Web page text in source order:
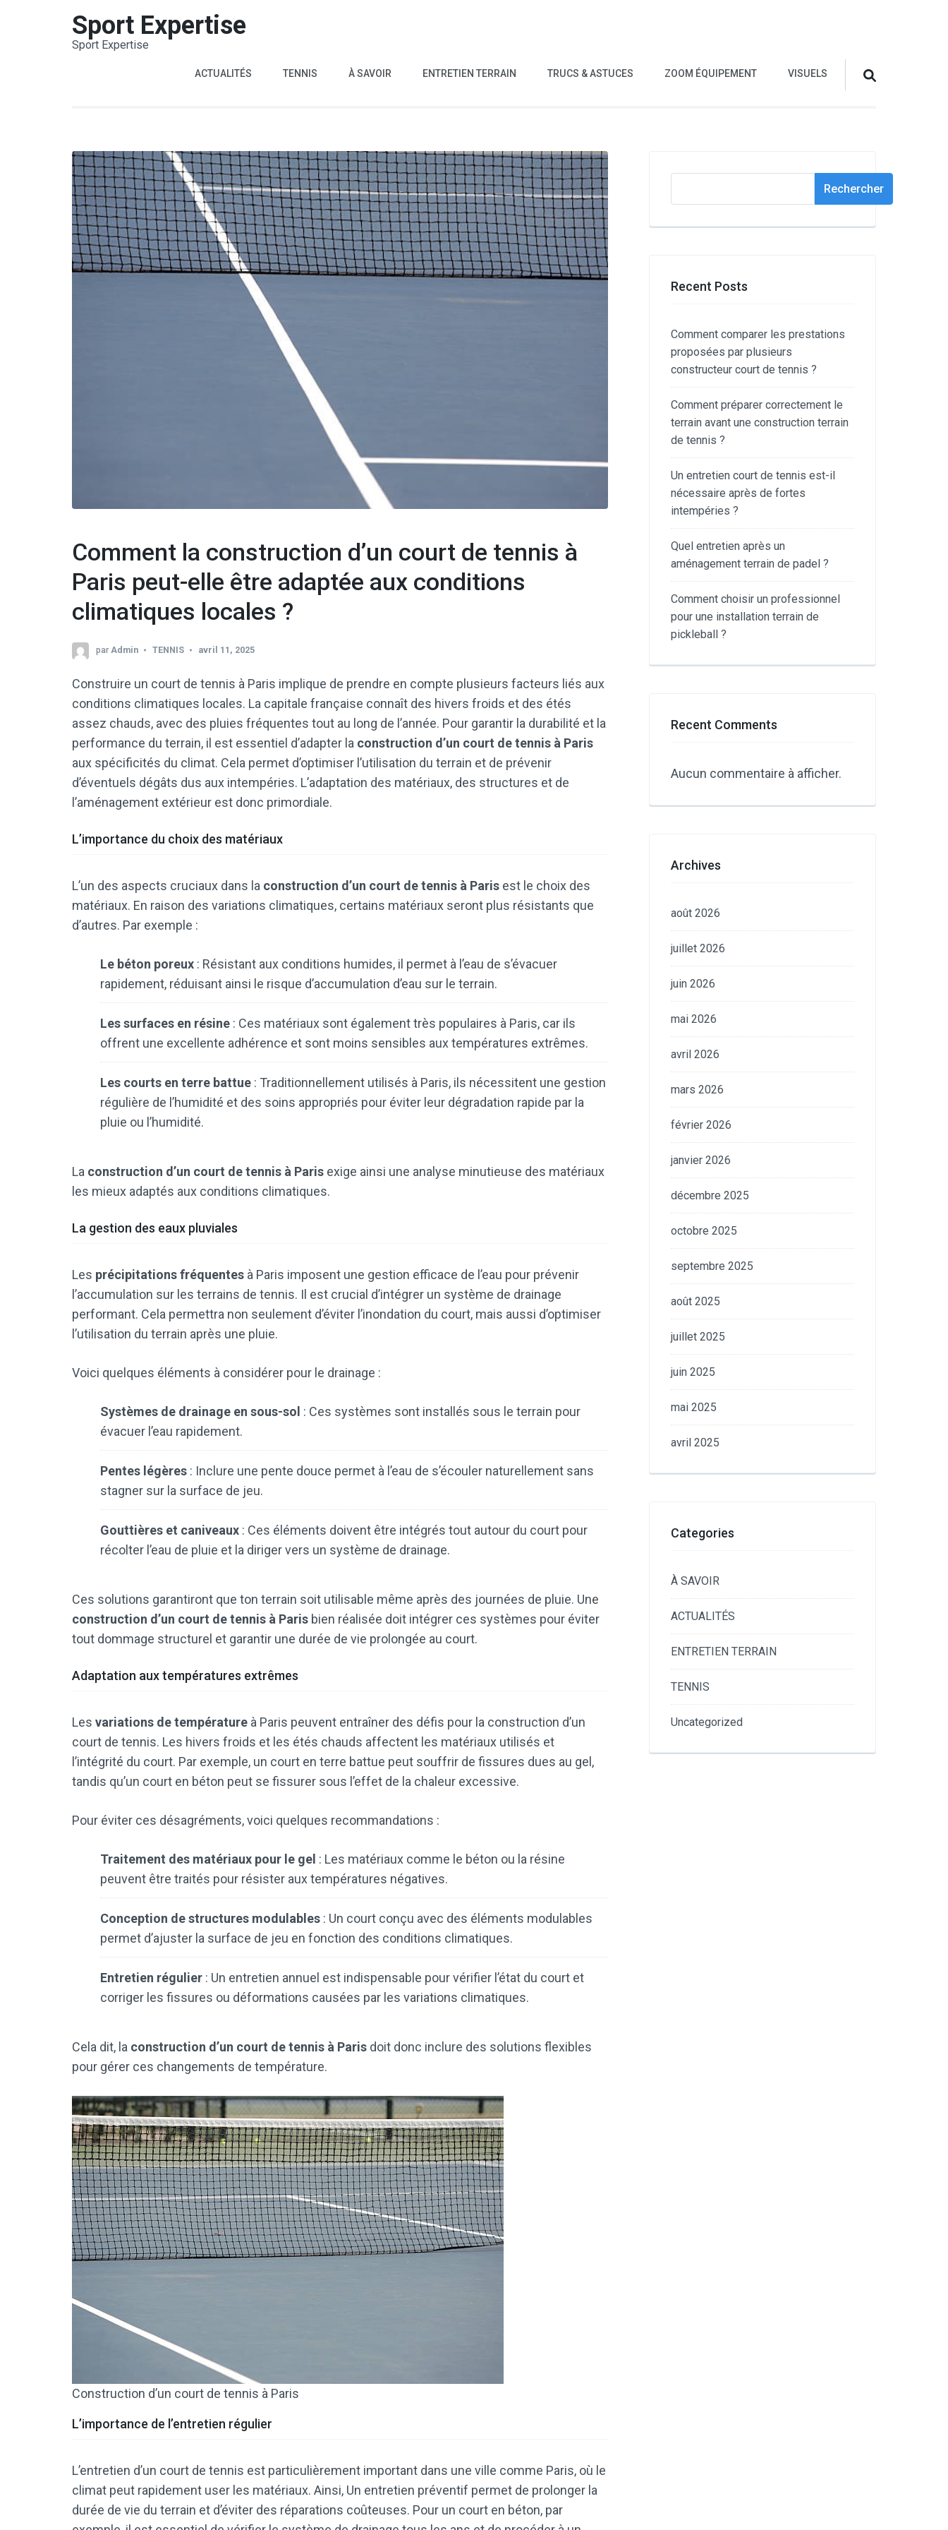
Sport Expertise
Sport Expertise
ACTUALITÉS TENNIS À SAVOIR ENTRETIEN TERRAIN TRUCS & ASTUCES ZOOM ÉQUIPEMENT VISUELS
Comment la construction d’un court de tennis à
Paris peut-elle être adaptée aux conditions
climatiques locales ?
parAdmin TENNIS avril 11, 2025
Construire un court de tennis à Paris implique de prendre en compte plusieurs facteurs liés aux
conditions climatiques locales. La capitale française connaît des hivers froids et des étés
assez chauds, avec des pluies fréquentes tout au long de l’année. Pour garantir la durabilité et la
performance du terrain, il est essentiel d’adapter la construction d’un court de tennis à Paris
aux spécificités du climat. Cela permet d’optimiser l’utilisation du terrain et de prévenir
d’éventuels dégâts dus aux intempéries. L’adaptation des matériaux, des structures et de
l’aménagement extérieur est donc primordiale.
L’importance du choix des matériaux
L’un des aspects cruciaux dans la construction d’un court de tennis à Paris est le choix des
matériaux. En raison des variations climatiques, certains matériaux seront plus résistants que
d’autres. Par exemple :
Le béton poreux : Résistant aux conditions humides, il permet à l’eau de s’évacuer
rapidement, réduisant ainsi le risque d’accumulation d’eau sur le terrain.
Les surfaces en résine : Ces matériaux sont également très populaires à Paris, car ils
offrent une excellente adhérence et sont moins sensibles aux températures extrêmes.
Les courts en terre battue : Traditionnellement utilisés à Paris, ils nécessitent une gestion
régulière de l’humidité et des soins appropriés pour éviter leur dégradation rapide par la
pluie ou l’humidité.
La construction d’un court de tennis à Paris exige ainsi une analyse minutieuse des matériaux
les mieux adaptés aux conditions climatiques.
La gestion des eaux pluviales
Les précipitations fréquentes à Paris imposent une gestion efficace de l’eau pour prévenir
l’accumulation sur les terrains de tennis. Il est crucial d’intégrer un système de drainage
performant. Cela permettra non seulement d’éviter l’inondation du court, mais aussi d’optimiser
l’utilisation du terrain après une pluie.
Voici quelques éléments à considérer pour le drainage :
Systèmes de drainage en sous-sol : Ces systèmes sont installés sous le terrain pour
évacuer l’eau rapidement.
Pentes légères : Inclure une pente douce permet à l’eau de s’écouler naturellement sans
stagner sur la surface de jeu.
Gouttières et caniveaux : Ces éléments doivent être intégrés tout autour du court pour
récolter l’eau de pluie et la diriger vers un système de drainage.
Ces solutions garantiront que ton terrain soit utilisable même après des journées de pluie. Une
construction d’un court de tennis à Paris bien réalisée doit intégrer ces systèmes pour éviter
tout dommage structurel et garantir une durée de vie prolongée au court.
Adaptation aux températures extrêmes
Les variations de température à Paris peuvent entraîner des défis pour la construction d’un
court de tennis. Les hivers froids et les étés chauds affectent les matériaux utilisés et
l’intégrité du court. Par exemple, un court en terre battue peut souffrir de fissures dues au gel,
tandis qu’un court en béton peut se fissurer sous l’effet de la chaleur excessive.
Pour éviter ces désagréments, voici quelques recommandations :
Traitement des matériaux pour le gel : Les matériaux comme le béton ou la résine
peuvent être traités pour résister aux températures négatives.
Conception de structures modulables : Un court conçu avec des éléments modulables
permet d’ajuster la surface de jeu en fonction des conditions climatiques.
Entretien régulier : Un entretien annuel est indispensable pour vérifier l’état du court et
corriger les fissures ou déformations causées par les variations climatiques.
Cela dit, la construction d’un court de tennis à Paris doit donc inclure des solutions flexibles
pour gérer ces changements de température.
Construction d’un court de tennis à Paris
L’importance de l’entretien régulier
L’entretien d’un court de tennis est particulièrement important dans une ville comme Paris, où le
climat peut rapidement user les matériaux. Ainsi, Un entretien préventif permet de prolonger la
durée de vie du terrain et d’éviter des réparations coûteuses. Pour un court en béton, par
Rechercher
Recent Posts
Comment comparer les prestations
proposées par plusieurs
constructeur court de tennis ?
Comment préparer correctement le
terrain avant une construction terrain
de tennis ?
Un entretien court de tennis est-il
nécessaire après de fortes
intempéries ?
Quel entretien après un
aménagement terrain de padel ?
Comment choisir un professionnel
pour une installation terrain de
pickleball ?
Recent Comments
Aucun commentaire à afficher.
Archives
août 2026
juillet 2026
juin 2026
mai 2026
avril 2026
mars 2026
février 2026
janvier 2026
décembre 2025
octobre 2025
septembre 2025
août 2025
juillet 2025
juin 2025
mai 2025
avril 2025
Categories
À SAVOIR
ACTUALITÉS
ENTRETIEN TERRAIN
TENNIS
Uncategorized